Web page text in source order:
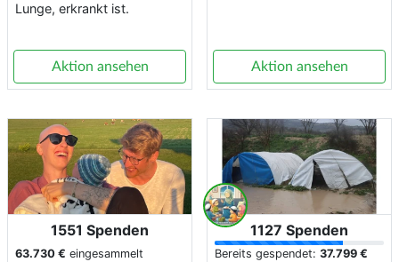
Lunge, erkrankt ist.
Aktion ansehen Aktion ansehen
1551 Spenden
63.730 € eingesammelt
1127 Spenden
Bereits gespendet: 37.799 €